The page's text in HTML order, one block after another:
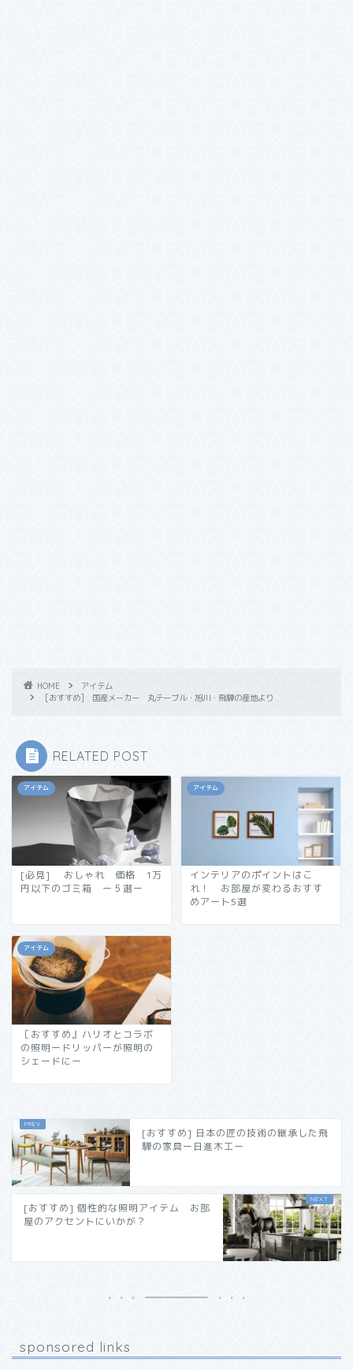
HOME
アイテム
[おすすめ] 国産メーカー 丸テーブル・旭川・飛騨の産地より
RELATED POST
アイテム
[必見] おしゃれ 価格 1万
円以下のゴミ箱 ー５選ー
アイテム
インテリアのポイントはこ
れ！ お部屋が変わるおすす
めアート5選
アイテム
［おすすめ』ハリオとコラボ
の照明ードリッパーが照明の
シェードにー
[おすすめ] 日本の匠の技術の継承した飛
騨の家具ー日進木工ー
[おすすめ] 個性的な照明アイテム お部
屋のアクセントにいかが？
sponsored links